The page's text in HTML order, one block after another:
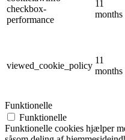
checkbox-
performance
11
months
viewed_cookie_policy
11
months
Funktionelle
Funktionelle
Funktionelle cookies hjælper